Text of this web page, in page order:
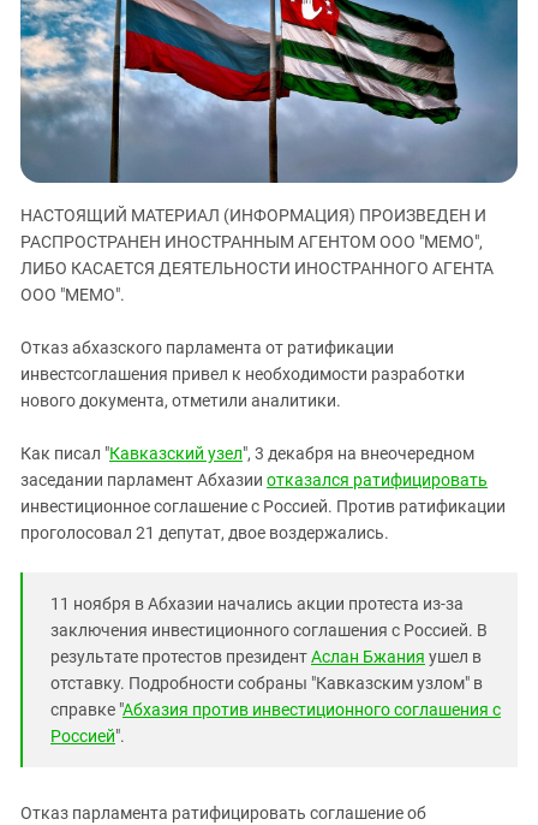
ЗАСТАВЛЯЕТ
КАВКАЗ ЗА ПАЛЕСТИНУ
ИНАКОМЫСЛИЕ В ЧЕЧНЕ
ПРЕСЛЕДОВАНИЕ АКТИВИСТОВ
МОБИЛИЗАЦИЯ И ПРОТЕСТЫ
Дагестан
Ингушетия
Кабардино-Балкария
Калмыкия
Карачаево-Черкесия
Краснодарский край
Нагорный Карабах
Российская Федерация
Северная Осетия - Алания
СКФО
Южная Осетия
Южный Кавказ
НАСТОЯЩИЙ МАТЕРИАЛ (ИНФОРМАЦИЯ) ПРОИЗВЕДЕН И
РАСПРОСТРАНЕН ИНОСТРАННЫМ АГЕНТОМ ООО "МЕМО",
ЛИБО КАСАЕТСЯ ДЕЯТЕЛЬНОСТИ ИНОСТРАННОГО АГЕНТА
ООО "МЕМО".
Отказ абхазского парламента от ратификации
инвестсоглашения привел к необходимости разработки
нового документа, отметили аналитики.
Как писал "Кавказский узел", 3 декабря на внеочередном
заседании парламент Абхазии отказался ратифицировать
инвестиционное соглашение с Россией. Против ратификации
проголосовал 21 депутат, двое воздержались.
11 ноября в Абхазии начались акции протеста из-за
заключения инвестиционного соглашения с Россией. В
результате протестов президентАслан Бжания ушел в
отставку. Подробности собраны "Кавказским узлом" в
справке "Абхазия против инвестиционного соглашения с
Россией".
Отказ парламента ратифицировать соглашение об